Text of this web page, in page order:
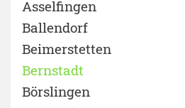
Asselfingen
Ballendorf
Beimerstetten
Bernstadt
Börslingen